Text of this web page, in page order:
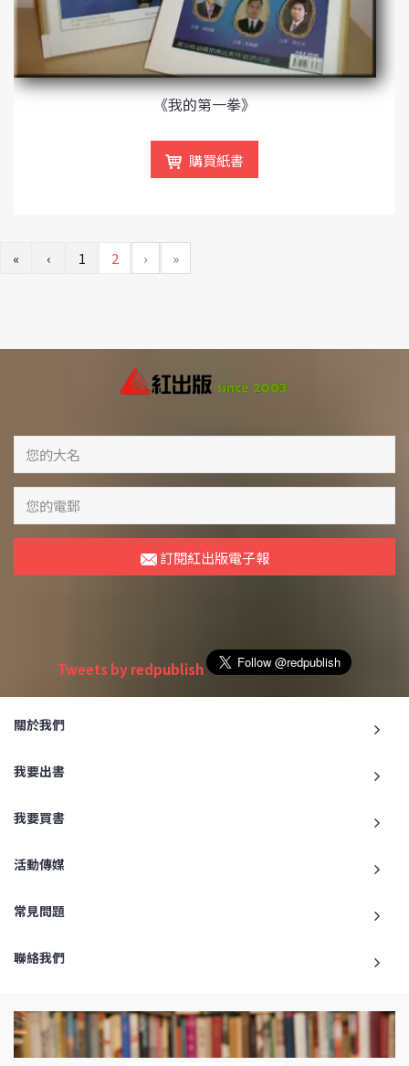
《我的第一拳》
購買紙書
« ‹ 1 2 › »
訂閱紅出版電子報
Tweets by redpublish
關於我們
我要出書
我要買書
活動傳媒
常見問題
聯絡我們